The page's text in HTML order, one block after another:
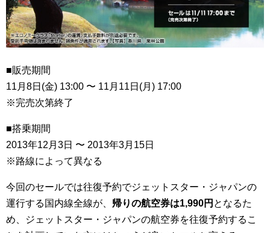
■販売期間
11月8日(金) 13:00 〜 11月11日(月) 17:00
※完売次第終了
■搭乗期間
2013年12月3日 〜 2013年3月15日
※路線によって異なる
今回のセールでは往復予約でジェットスター・ジャパンの
運行する国内線全線が、 帰りの航空券は1,990円 となるた
め、ジェットスター・ジャパンの航空券を往復予約するこ